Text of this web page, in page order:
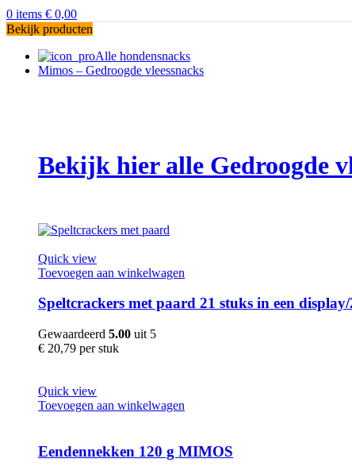
0 items € 0,00
Bekijk producten
Alle hondensnacks
Mimos – Gedroogde vleessnacks
Bekijk hier alle Gedroogde
Quick view
Toevoegen aan winkelwagen
Speltcrackers met paard 21 stuks in een
Gewaardeerd 5.00 uit 5
€ 20,79 per stuk
Quick view
Toevoegen aan winkelwagen
Eendennekken 120 g MIMOS